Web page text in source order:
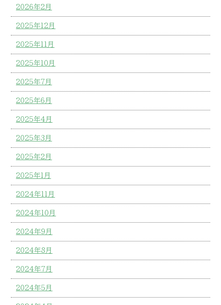
2026年2月
2025年12月
2025年11月
2025年10月
2025年7月
2025年6月
2025年4月
2025年3月
2025年2月
2025年1月
2024年11月
2024年10月
2024年9月
2024年8月
2024年7月
2024年5月